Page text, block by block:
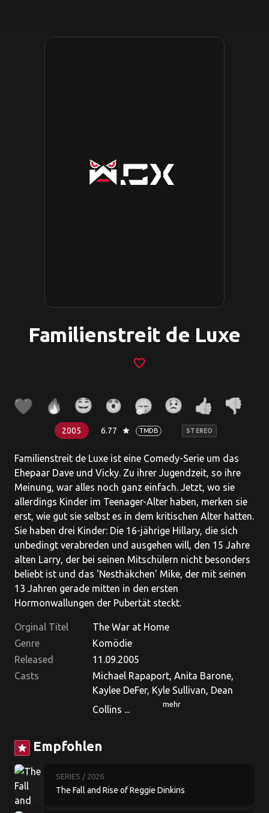
Familienstreit de Luxe
favorite_border
2005 6.77 star TMDB STEREO
Familienstreit de Luxe ist eine Comedy-Serie um das
Ehepaar Dave und Vicky. Zu ihrer Jugendzeit, so ihre
Meinung, war alles noch ganz einfach. Jetzt, wo sie
allerdings Kinder im Teenager-Alter haben, merken sie
erst, wie gut sie selbst es in dem kritischen Alter hatten.
Sie haben drei Kinder: Die 16-jährige Hillary, die sich
unbedingt verabreden und ausgehen will, den 15 Jahre
alten Larry, der bei seinen Mitschülern nicht besonders
beliebt ist und das 'Nesthäkchen' Mike, der mit seinen
13 Jahren gerade mitten in den ersten
Hormonwallungen der Pubertät steckt.
Orginal Titel
The War at Home
Genre
Komödie
Released
11.09.2005
Casts
Michael Rapaport, Anita Barone,
Kaylee DeFer, Kyle Sullivan, Dean
Collins ...
mehr
star Empfohlen
SERIES / 2026
The Fall and Rise of Reggie Dinkins